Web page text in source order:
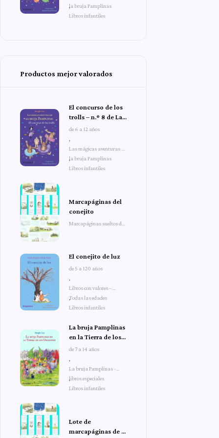
la bruja Pamplinas
,
Libros infantiles
Productos mejor valorados
El concurso de los
trolls – n.º 8 de Las
mágicas aventuras
Pamplinas
de 6 a 12 años
,
Las mágicas aventuras de
la bruja Pamplinas
,
Libros infantiles
Marcapáginas del
conejito
Marcapáginas sueltos del
El conejito de luz
de 5 a 120 años
,
Libros con valores –
Todas las edades
,
Libros infantiles
La bruja Pamplinas
en la Tierra de los
Dragones
de 7 a 14 años
,
La bruja Pamplinas -
libros especiales
,
Libros infantiles
Lote de
marcapáginas de El